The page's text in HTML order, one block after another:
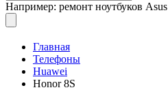
Например: ремонт ноутбуков Asus
Главная
Телефоны
Huawei
Honor 8S